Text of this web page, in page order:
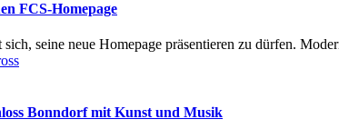
FCS-Homepage
seine neue Homepage präsentieren zu dürfen.
Bonndorf mit Kunst und Musik